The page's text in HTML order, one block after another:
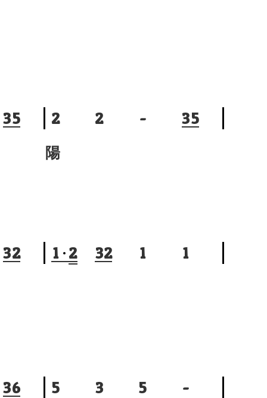
35 2 2 - 35
陽
32 1 2 32 1 1
36 5 3 5 -